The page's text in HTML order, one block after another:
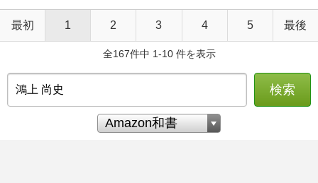
最初 1 2 3 4 5 最後
全167件中 1-10 件を表示
検索